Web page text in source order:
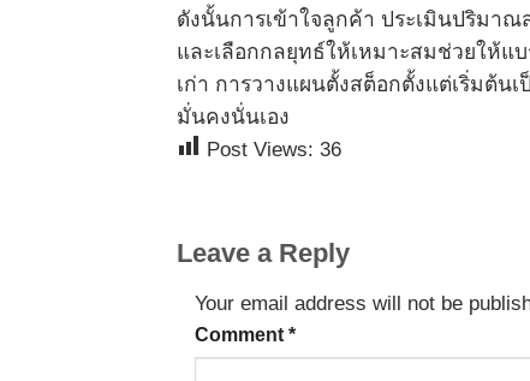
ดังนั้นการเข้าใจลูกค้า ประเมินปริมา
และเลือกกลยุทธ์ให้เหมาะสมช่วยให้
เก่า การวางแผนตั้งสต็อกตั้งแต่เริ่มต้น
มั่นคงนั่นเอง
Post Views: 36
Leave a Reply
Your email address will not be
Comment *